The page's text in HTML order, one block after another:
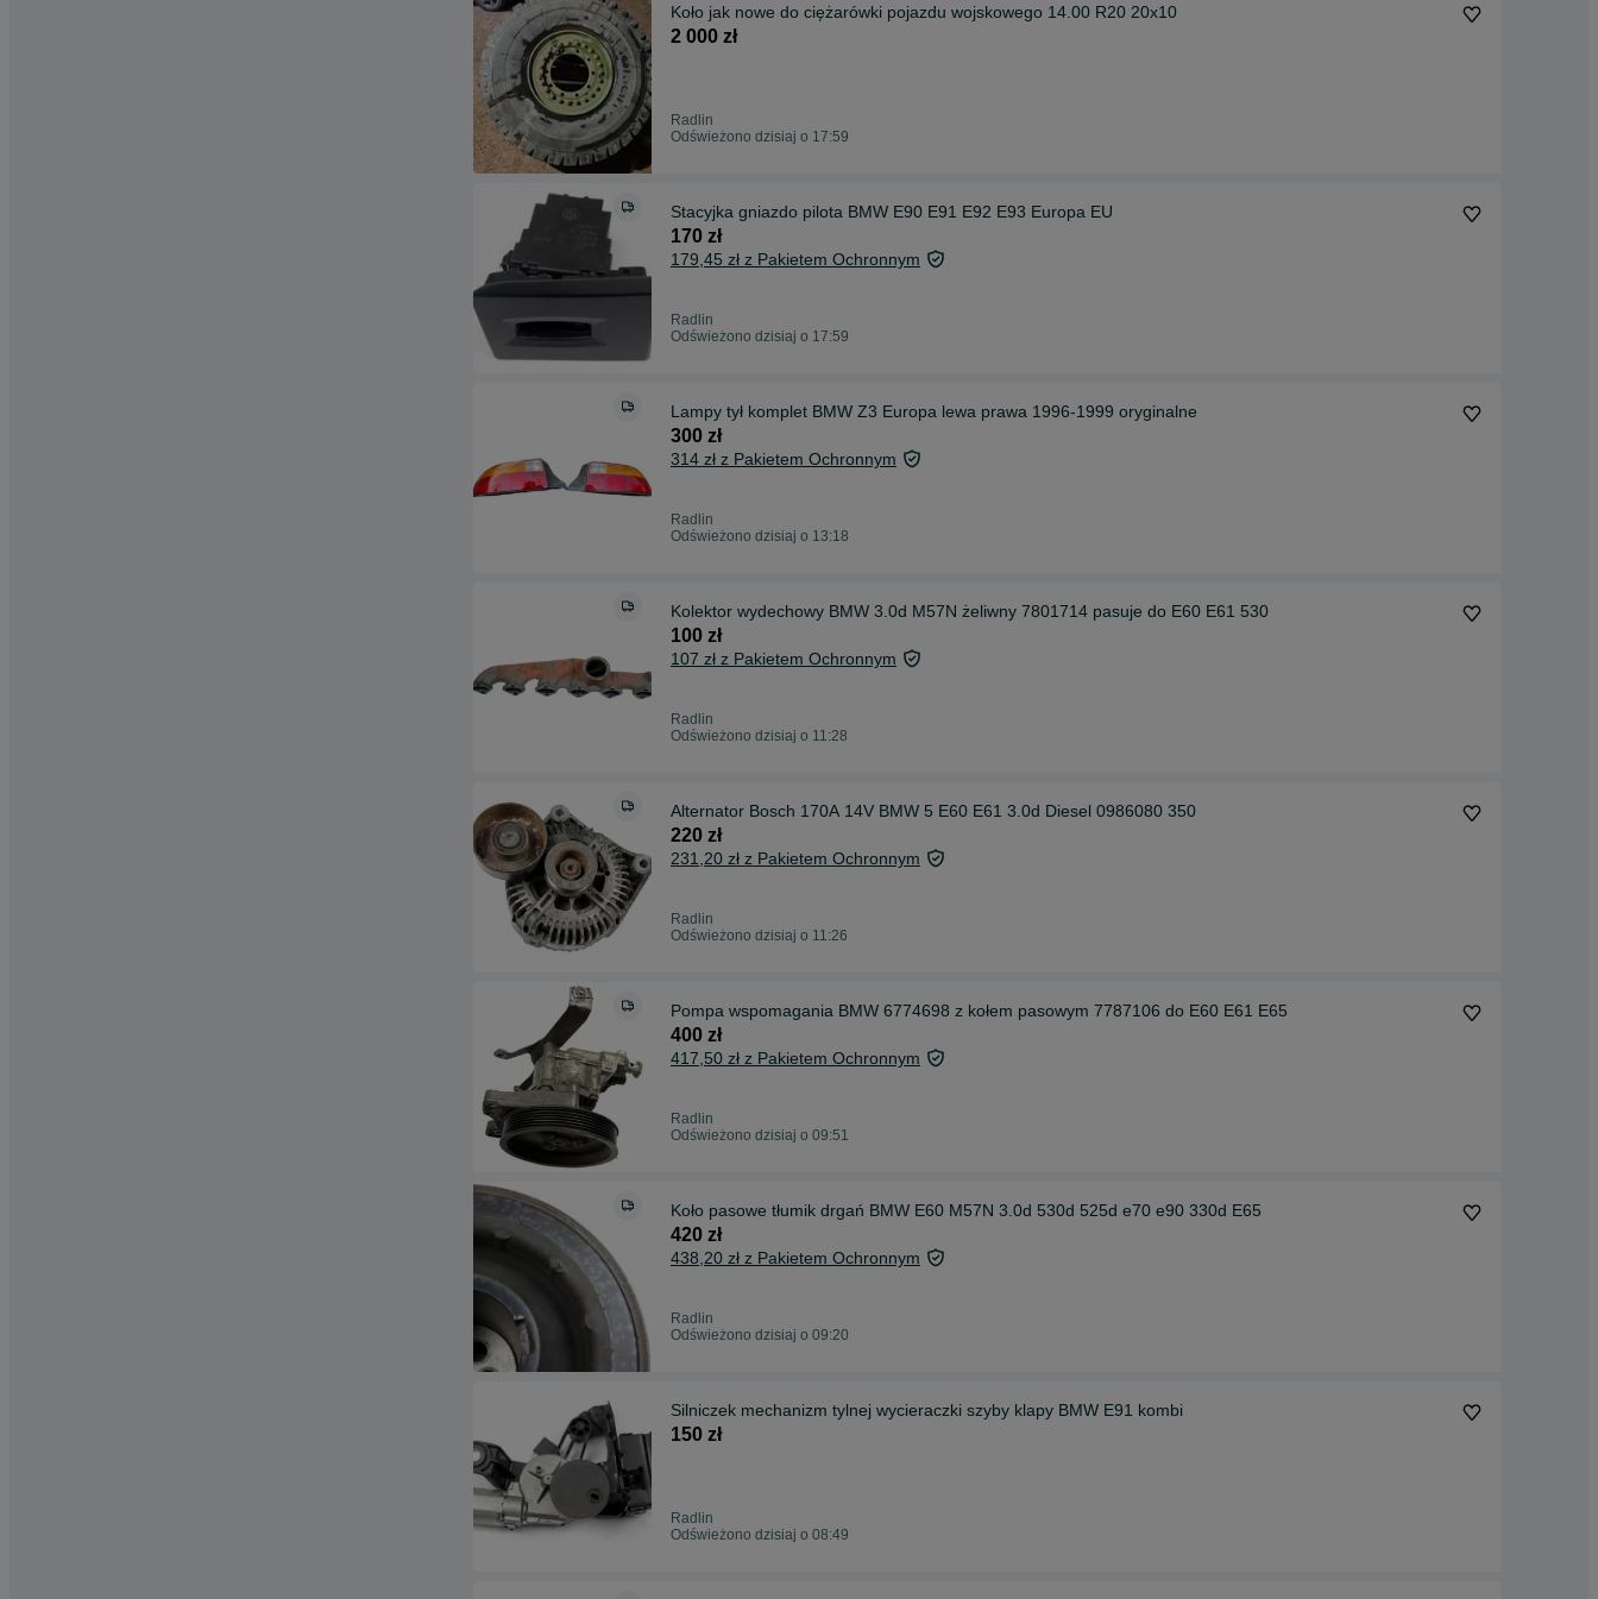
Koło jak nowe do ciężarówki pojazdu wojskowego 14.00 R20 20x10
2 000 zł
Radlin
Odświeżono dzisiaj o 17:59
Stacyjka gniazdo pilota BMW E90 E91 E92 E93 Europa EU
170 zł
179,45 zł z Pakietem Ochronnym
Radlin
Odświeżono dzisiaj o 17:59
Lampy tył komplet BMW Z3 Europa lewa prawa 1996-1999 oryginalne
300 zł
314 zł z Pakietem Ochronnym
Radlin
Odświeżono dzisiaj o 13:18
Kolektor wydechowy BMW 3.0d M57N żeliwny 7801714 pasuje do E60 E61 530
100 zł
107 zł z Pakietem Ochronnym
Radlin
Odświeżono dzisiaj o 11:28
Alternator Bosch 170A 14V BMW 5 E60 E61 3.0d Diesel 0986080 350
220 zł
231,20 zł z Pakietem Ochronnym
Radlin
Odświeżono dzisiaj o 11:26
Pompa wspomagania BMW 6774698 z kołem pasowym 7787106 do E60 E61 E65
400 zł
417,50 zł z Pakietem Ochronnym
Radlin
Odświeżono dzisiaj o 09:51
Koło pasowe tłumik drgań BMW E60 M57N 3.0d 530d 525d e70 e90 330d E65
420 zł
438,20 zł z Pakietem Ochronnym
Radlin
Odświeżono dzisiaj o 09:20
Silniczek mechanizm tylnej wycieraczki szyby klapy BMW E91 kombi
150 zł
Radlin
Odświeżono dzisiaj o 08:49